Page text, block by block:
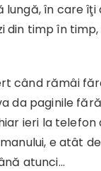
lungă, în care
din timp în
când rămâi
da paginile
ieri la
e atât
atunci…